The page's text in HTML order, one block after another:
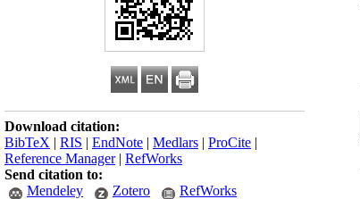
Download citation:
BibTeX | RIS | EndNote | Medlars | ProCite |
Reference Manager| RefWorks
Send citation to:
Mendeley
Zotero RefWorks